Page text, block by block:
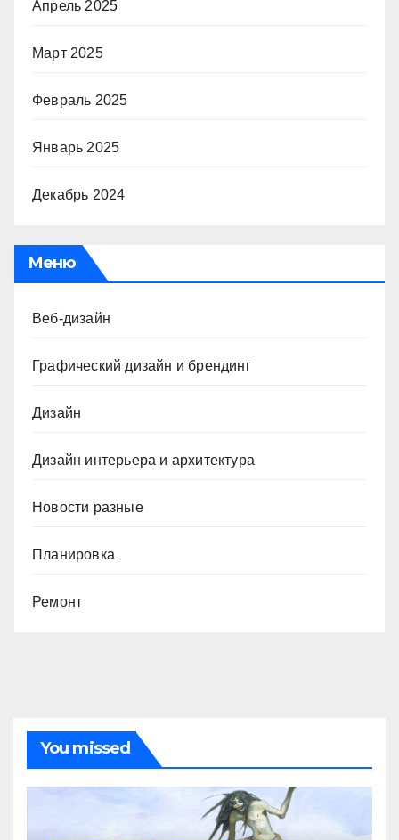
Апрель 2025
Март 2025
Февраль 2025
Январь 2025
Декабрь 2024
Меню
Веб-дизайн
Графический дизайн и брендинг
Дизайн
Дизайн интерьера и архитектура
Новости разные
Планировка
Ремонт
You missed